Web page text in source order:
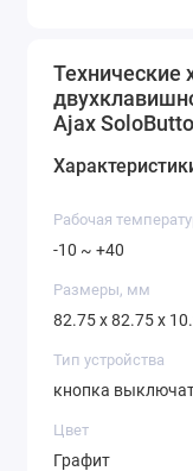
Технические
Ajax
Рабочая
-10 ~ +40
Размеры, мм
82.75 x 82.75 x
Тип устройства
кнопка
Цвет
Графит